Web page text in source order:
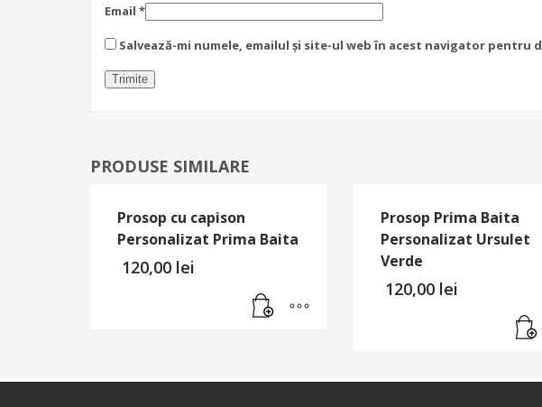
Email *
Salvează-mi numele, emailul și site-ul web în acest navigator pentru
PRODUSE SIMILARE
Prosop cu capison
Personalizat Prima Baita
120,00 lei
Prosop Prima Baita
Personalizat Ursulet
Verde
120,00 lei